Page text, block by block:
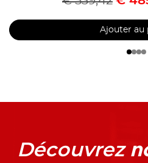
Ajouter au
Découvrez